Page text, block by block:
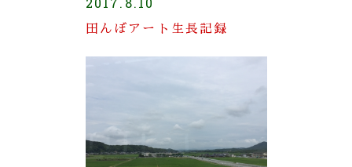
田んぼアート生長記録